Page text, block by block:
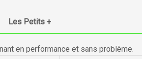
Les Petits +
en performance et sans problème.